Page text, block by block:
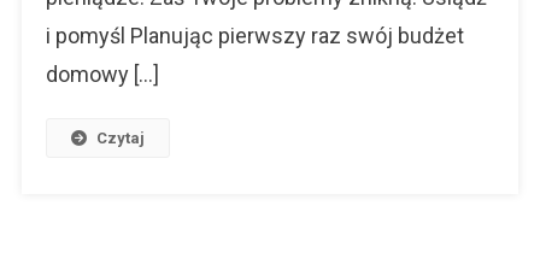
i pomyśl Planując pierwszy raz swój budżet
domowy […]
Czytaj